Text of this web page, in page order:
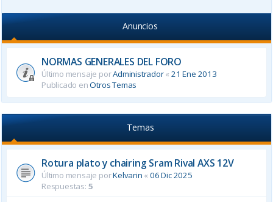
Anuncios
NORMAS GENERALES DEL FORO
Último mensaje porAdministrador«21 Ene 2013
Publicado enOtros Temas
Temas
Rotura plato y chairing Sram Rival AXS 12V
Último mensaje porKelvarin «06 Dic 2025
Respuestas: 5